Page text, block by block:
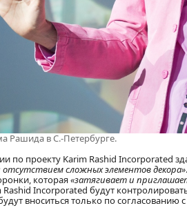
Рашида в С.-Петербурге.
по проекту Karim Rashid Incorporated
сложных элементов декора»
которая«затягивает и
Rashid Incorporated будут
вноситься только по согласованию